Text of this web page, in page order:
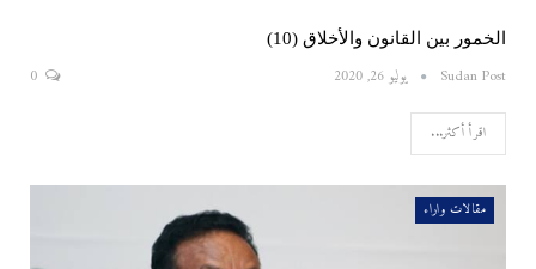
الخمور بين القانون والأخلاق (10)
Sudan Post يوليو 26, 2020
اقرأ أكثر...
مقالات واراء